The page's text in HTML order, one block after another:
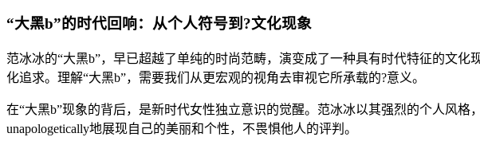
“大黑b”的时代回响：从个人符号到?文化现象
范冰冰的“大黑b”，早已超越了单纯的时尚范畴，演变成了一种具有时代特征的文
化追求。理解“大黑b”，需要我们从更宏观的视角去审视它所承载的?意义。
在“大黑b”现象的背后，是新时代女性独立意识的觉醒。范冰冰以其强烈的个人风
unapologetically地展现自己的美丽和个性，不畏惧他人的评判。